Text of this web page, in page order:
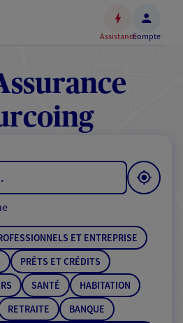
Accéder
contenu
principal
Accéder
au
de
AssistanceCompte
ET ENTREPRISE
PRÊTS ET CRÉDITS
SANTÉ
HABITATION
RETRAITE BANQUE